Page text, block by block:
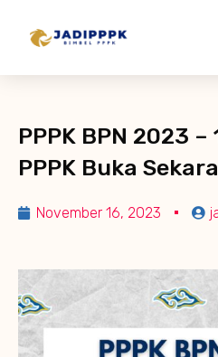
PPPK BPN 2023
PPPK Buka
November 16, 2023